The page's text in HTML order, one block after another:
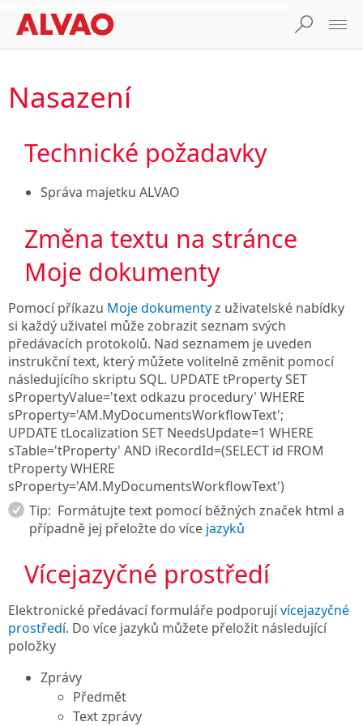
Nasazení
Technické požadavky
Správa majetku ALVAO
Změna textu na stránce
Moje dokumenty
Pomocí příkazu Moje dokumentyz uživatelské nabídky
si každý uživatel může zobrazit seznam svých
předávacích protokolů. Nad seznamem je uveden
instrukční text, který můžete volitelně změnit pomocí
následujícího skriptu SQL. UPDATE tProperty SET
sPropertyValue='text odkazu procedury' WHERE
sProperty='AM.MyDocumentsWorkflowText';
UPDATE tLocalization SET NeedsUpdate=1 WHERE
sTable='tProperty' AND iRecordId=(SELECT id FROM
tProperty WHERE
sProperty='AM.MyDocumentsWorkflowText')
Tip: Formátujte text pomocí běžných značek html a
případně jej přeložte do více jazyků
Vícejazyčné prostředí
Elektronické předávací formuláře podporujívícejazyčné
prostředí. Do více jazyků můžete přeložit následující
položky
Zprávy
Předmět
Text zprávy